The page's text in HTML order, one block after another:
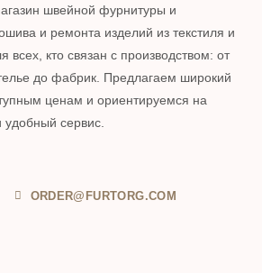
швейной фурнитуры и
и ремонта изделий из текстиля и
кто связан с производством: от
до фабрик. Предлагаем широкий
ценам и ориентируемся на
удобный сервис.
ORDER@FURTORG.COM